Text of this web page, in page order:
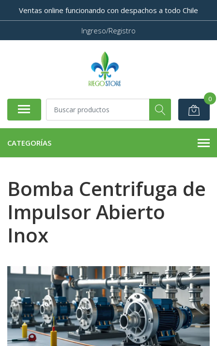
Ventas online funcionando con despachos a todo Chile
Ingreso/Registro
0
CATEGORÍAS
Bomba Centrifuga de
Impulsor Abierto
Inox